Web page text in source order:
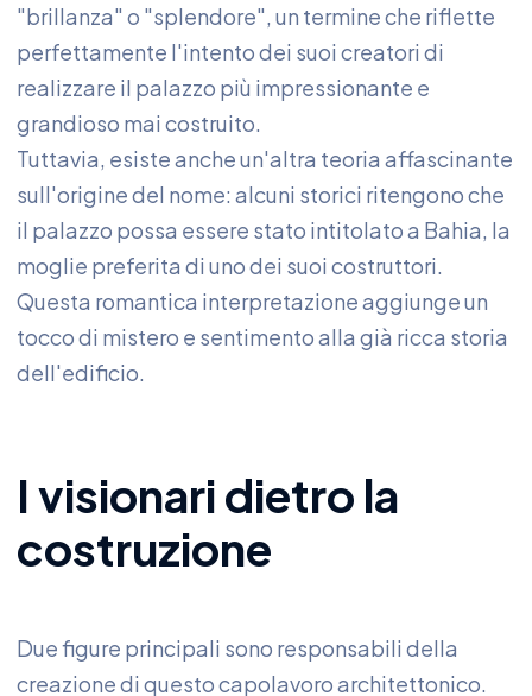
"brillanza" o "splendore", un termine che riflette
perfettamente l'intento dei suoi creatori di
realizzare il palazzo più impressionante e
grandioso mai costruito.
Tuttavia, esiste anche un'altra teoria affascinante
sull'origine del nome: alcuni storici ritengono che
il palazzo possa essere stato intitolato a Bahia, la
moglie preferita di uno dei suoi costruttori.
Questa romantica interpretazione aggiunge un
tocco di mistero e sentimento alla già ricca storia
dell'edificio.
I visionari dietro la
costruzione
Due figure principali sono responsabili della
creazione di questo capolavoro architettonico.